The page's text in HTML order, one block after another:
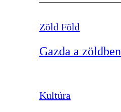
Zöld Föld
Gazda a zöldben
Kultúra